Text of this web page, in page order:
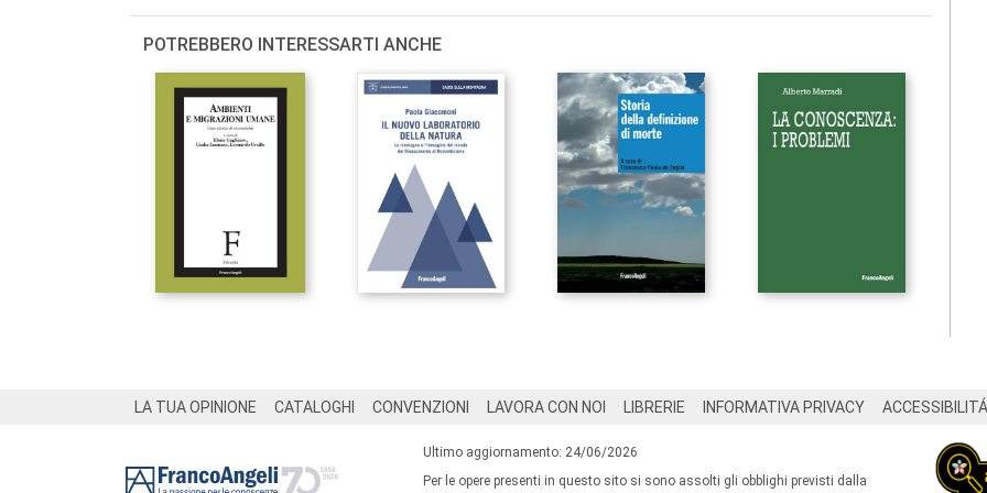
POTREBBERO INTERESSARTI ANCHE
LA TUA OPINIONE CATALOGHI CONVENZIONI LAVORA CON NOI LIBRERIE INFORMATIVA PRIVACY ACCESSIBILITÁ
Ultimo aggiornamento: 24/06/2026
Per le opere presenti in questo sito si sono assolti gli obblighi previsti dalla